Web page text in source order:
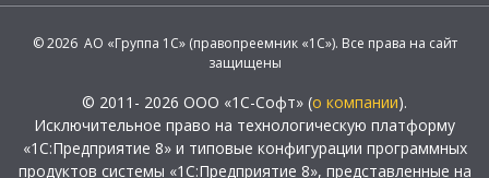
© 2026 АО «Группа 1С» (правопреемник «1С»). Все права на сайт
защищены
© 2011- 2026 ООО «1С-Софт» (о компании).
Исключительное право на технологическую платформу
«1С:Предприятие 8» и типовые конфигурации программных
продуктов системы «1С:Предприятие 8», представленные на